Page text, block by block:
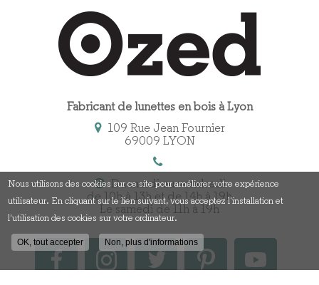
Fabricant de lunettes en bois à Lyon
109 Rue Jean Fournier
69009 LYON
Du mardi au vendredi
de 10h à 13h et de 14h à 19h
Le samedi de 11h à 19h
Nous utilisons des cookies sur ce site pour améliorer votre expérience
utilisateur. En cliquant sur le lien suivant, vous acceptez l'installation et
l'utilisation des cookies sur votre ordinateur.
OK, tout accepter Non, plus d'informations